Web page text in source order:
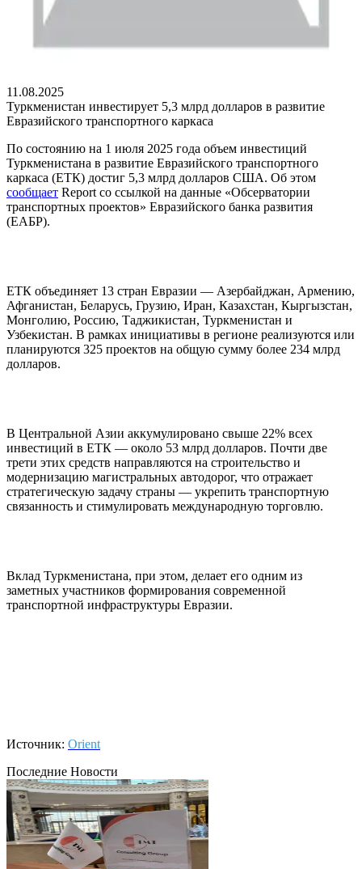
11.08.2025
Туркменистан инвестирует 5,3 млрд долларов в развитие
Евразийского транспортного каркаса
По состоянию на 1 июля 2025 года объем инвестиций
Туркменистана в развитие Евразийского транспортного
каркаса (ЕТК) достиг 5,3 млрд долларов США. Об этом
сообщает Report со ссылкой на данные «Обсерватории
транспортных проектов» Евразийского банка развития
(ЕАБР).
ЕТК объединяет 13 стран Евразии — Азербайджан, Армению,
Афганистан, Беларусь, Грузию, Иран, Казахстан, Кыргызстан,
Монголию, Россию, Таджикистан, Туркменистан и
Узбекистан. В рамках инициативы в регионе реализуются или
планируются 325 проектов на общую сумму более 234 млрд
долларов.
В Центральной Азии аккумулировано свыше 22% всех
инвестиций в ЕТК — около 53 млрд долларов. Почти две
трети этих средств направляются на строительство и
модернизацию магистральных автодорог, что отражает
стратегическую задачу страны — укрепить транспортную
связанность и стимулировать международную торговлю.
Вклад Туркменистана, при этом, делает его одним из
заметных участников формирования современной
транспортной инфраструктуры Евразии.
Источник: Orient
Последние Новости